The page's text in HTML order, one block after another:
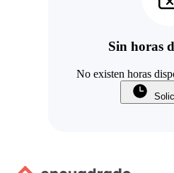
Sin horas
No existen horas